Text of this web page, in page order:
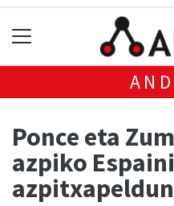
Ponce eta
azpiko